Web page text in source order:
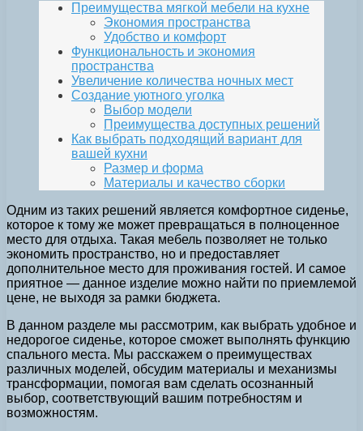
Преимущества мягкой мебели на кухне
Экономия пространства
Удобство и комфорт
Функциональность и экономия
пространства
Увеличение количества ночных мест
Создание уютного уголка
Выбор модели
Преимущества доступных решений
Как выбрать подходящий вариант для
вашей кухни
Размер и форма
Материалы и качество сборки
Одним из таких решений является комфортное сиденье,
которое к тому же может превращаться в полноценное
место для отдыха. Такая мебель позволяет не только
экономить пространство, но и предоставляет
дополнительное место для проживания гостей. И самое
приятное — данное изделие можно найти по приемлемой
цене, не выходя за рамки бюджета.
В данном разделе мы рассмотрим, как выбрать удобное и
недорогое сиденье, которое сможет выполнять функцию
спального места. Мы расскажем о преимуществах
различных моделей, обсудим материалы и механизмы
трансформации, помогая вам сделать осознанный
выбор, соответствующий вашим потребностям и
возможностям.